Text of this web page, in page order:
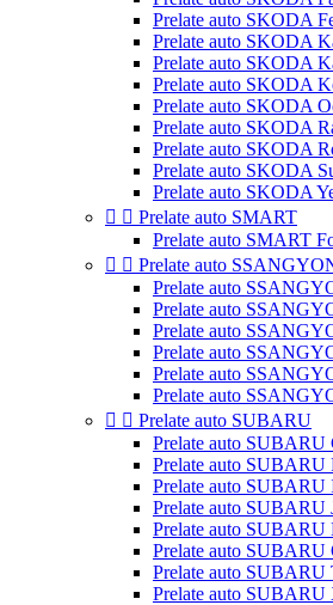
Prelate auto SKODA
Prelate auto SKODA
Prelate auto SKODA
Prelate auto SKODA
Prelate auto SKODA
Prelate auto SKODA
Prelate auto SKODA
Prelate auto SKODA
Prelate auto SKODA
  Prelate auto SMART
Prelate auto SMART
  Prelate auto
Prelate auto
Prelate auto
Prelate auto
Prelate auto
Prelate auto
Prelate auto
  Prelate auto SUBARU
Prelate auto SUBARU
Prelate auto SUBARU
Prelate auto SUBARU
Prelate auto SUBARU
Prelate auto SUBARU
Prelate auto SUBARU
Prelate auto SUBARU
Prelate auto